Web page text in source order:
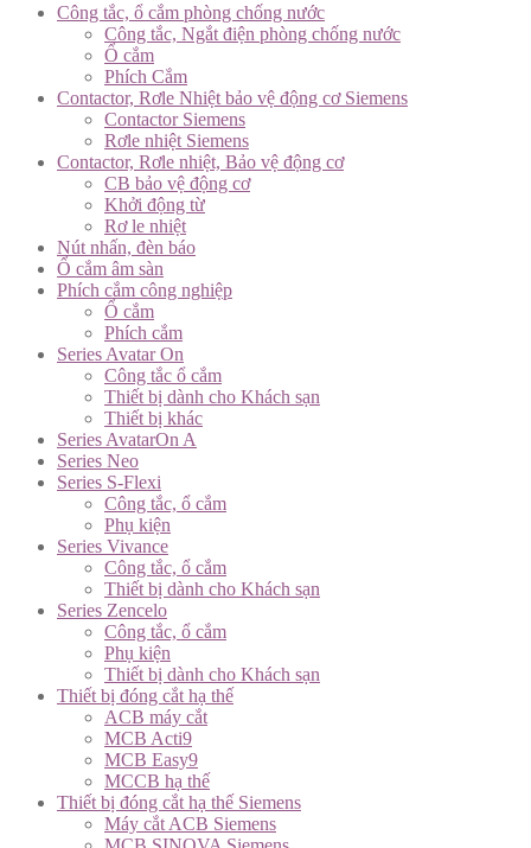
Công tắc, ổ cắm phòng chống nước
Công tắc, Ngắt điện phòng chống nước
Ổ cắm
Phích Cắm
Contactor, Rơle Nhiệt bảo vệ động cơ Siemens
Contactor Siemens
Rơle nhiệt Siemens
Contactor, Rơle nhiệt, Bảo vệ động cơ
CB bảo vệ động cơ
Khởi động từ
Rơ le nhiệt
Nút nhấn, đèn báo
Ổ cắm âm sàn
Phích cắm công nghiệp
Ổ cắm
Phích cắm
Series Avatar On
Công tắc ổ cắm
Thiết bị dành cho Khách sạn
Thiết bị khác
Series AvatarOn A
Series Neo
Series S-Flexi
Công tắc, ổ cắm
Phụ kiện
Series Vivance
Công tắc, ổ cắm
Thiết bị dành cho Khách sạn
Series Zencelo
Công tắc, ổ cắm
Phụ kiện
Thiết bị dành cho Khách sạn
Thiết bị đóng cắt hạ thế
ACB máy cắt
MCB Acti9
MCB Easy9
MCCB hạ thế
Thiết bị đóng cắt hạ thế Siemens
Máy cắt ACB Siemens